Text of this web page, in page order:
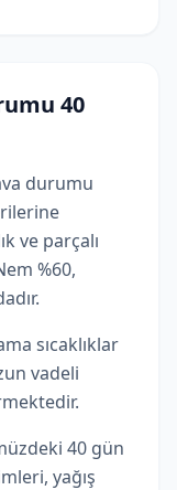
40
durumu
ve parçalı
%60,
sıcaklıklar
vadeli
40 gün
yağış